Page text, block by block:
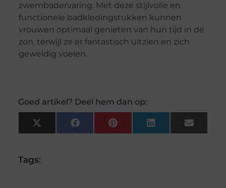
zwembadervaring. Met deze stijlvolle en
functionele badkledingstukken kunnen
vrouwen optimaal genieten van hun tijd in de
zon, terwijl ze er fantastisch uitzien en zich
geweldig voelen.
Goed artikel? Deel hem dan op:
X
(Twitter)
FacebookPinterestLinkedInEmail
Tags: